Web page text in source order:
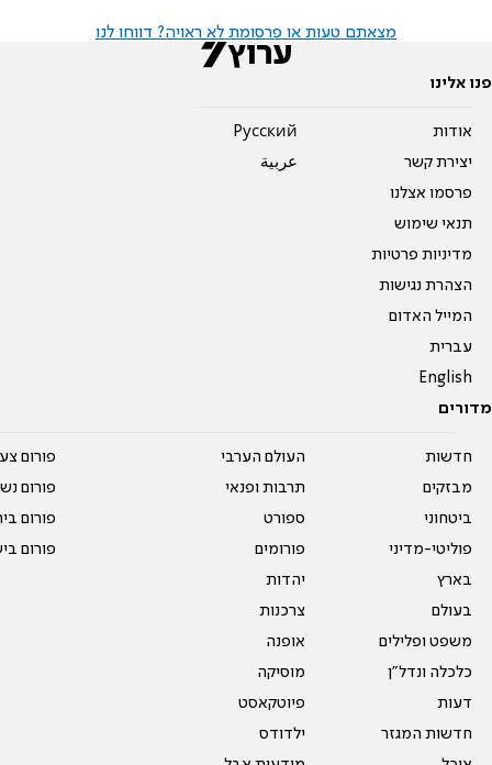
מצאתם טעות או פרסומת לא ראויה? דווחו לנו
פנו אלינו
אודות
יצירת קשר
פרסמו אצלנו
תנאי שימוש
מדיניות פרטיות
הצהרת נגישות
המייל האדום
עברית
English
Pусский
عربية
מדורים
חדשות
מבזקים
ביטחוני
פוליטי-מדיני
בארץ
בעולם
משפט ופלילים
כלכלה ונדל"ן
דעות
חדשות המגזר
העולם הערבי
תרבות ופנאי
ספורט
פורומים
יהדות
צרכנות
אופנה
מוסיקה
פיוטקאסט
ילדודס
פורום
פורום
פורום
פורום